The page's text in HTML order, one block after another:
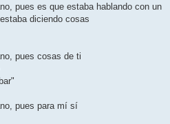
pues es que estaba hablando con un
diciendo cosas
pues cosas de ti
pues para mí sí